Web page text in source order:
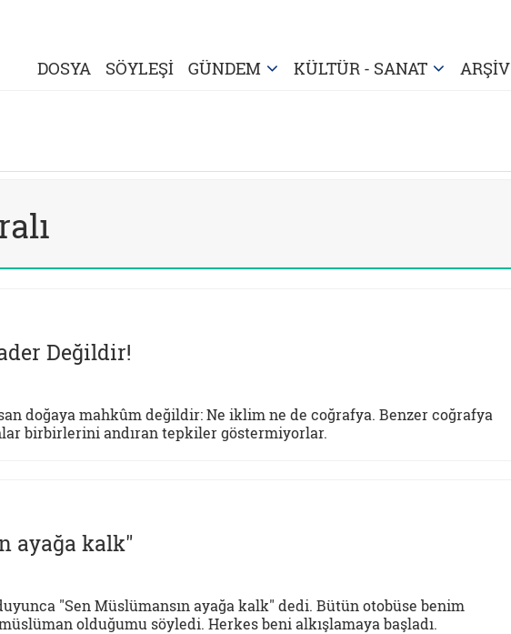
DOSYA SÖYLEŞİ GÜNDEM KÜLTÜR - SANAT ARŞİV
Değildir!
doğaya mahkûm değildir: Ne iklim ne de coğrafya. Benzer coğrafya
birbirlerini andıran tepkiler göstermiyorlar.
ayağa kalk"
"Sen Müslümansın ayağa kalk" dedi. Bütün otobüse benim
olduğumu söyledi. Herkes beni alkışlamaya başladı.